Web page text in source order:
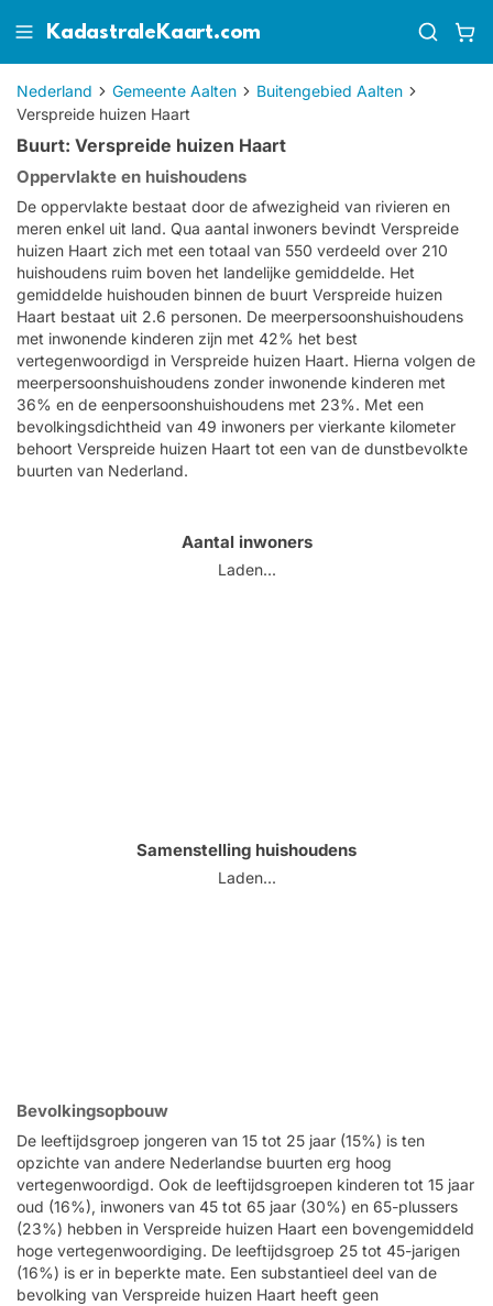
KadastraleKaart.com
Nederland Gemeente Aalten
Buitengebied Aalten
Verspreide huizen Haart
Buurt: Verspreide huizen Haart
Oppervlakte en huishoudens
De oppervlakte bestaat door de afwezigheid van rivieren en
meren enkel uit land. Qua aantal inwoners bevindt Verspreide
huizen Haart zich met een totaal van 550 verdeeld over 210
huishoudens ruim boven het landelijke gemiddelde. Het
gemiddelde huishouden binnen de buurt Verspreide huizen
Haart bestaat uit 2.6 personen. De meerpersoonshuishoudens
met inwonende kinderen zijn met 42% het best
vertegenwoordigd in Verspreide huizen Haart. Hierna volgen de
meerpersoonshuishoudens zonder inwonende kinderen met
36% en de eenpersoonshuishoudens met 23%. Met een
bevolkingsdichtheid van 49 inwoners per vierkante kilometer
behoort Verspreide huizen Haart tot een van de dunstbevolkte
buurten van Nederland.
Aantal inwoners
Laden...
Samenstelling huishoudens
Laden...
Bevolkingsopbouw
De leeftijdsgroep jongeren van 15 tot 25 jaar (15%) is ten
opzichte van andere Nederlandse buurten erg hoog
vertegenwoordigd. Ook de leeftijdsgroepen kinderen tot 15 jaar
oud (16%), inwoners van 45 tot 65 jaar (30%) en 65-plussers
(23%) hebben in Verspreide huizen Haart een bovengemiddeld
hoge vertegenwoordiging. De leeftijdsgroep 25 tot 45-jarigen
(16%) is er in beperkte mate. Een substantieel deel van de
bevolking van Verspreide huizen Haart heeft geen